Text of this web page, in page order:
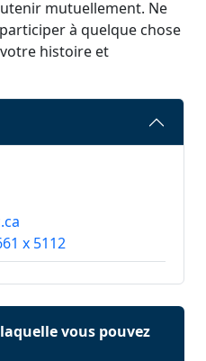
mutuellement. Ne
à quelque chose
histoire et
x 5112
vous pouvez